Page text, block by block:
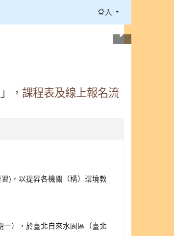
登入
，課程表及線上報名流
)，以提昇各機關（構）環境教
一），於臺北自來水園區（臺北